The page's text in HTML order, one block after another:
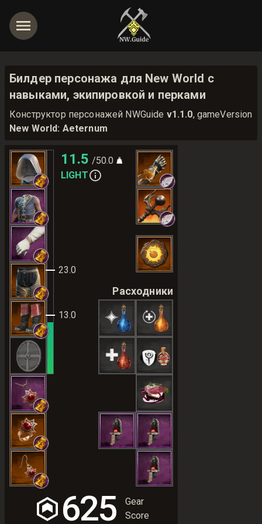
Билдер персонажа для New World с
навыками, экипировкой и перками
Конструктор персонажей NWGuide v1.1.0, gameVersion
New World: Aeternum
13.0
23.0
11.5 /50.0
LIGHT
Расходники
625
Gear
Score